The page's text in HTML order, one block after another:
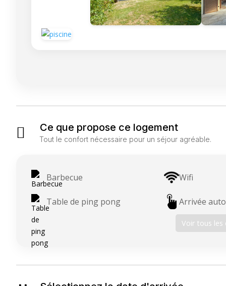
 Ce que propose ce logement
Tout le confort nécessaire pour un séjour agréable.
Barbecue Wifi
Table de ping pong Arrivée
Voir tous les